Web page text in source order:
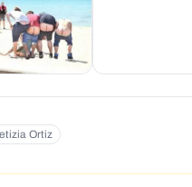
Ortiz